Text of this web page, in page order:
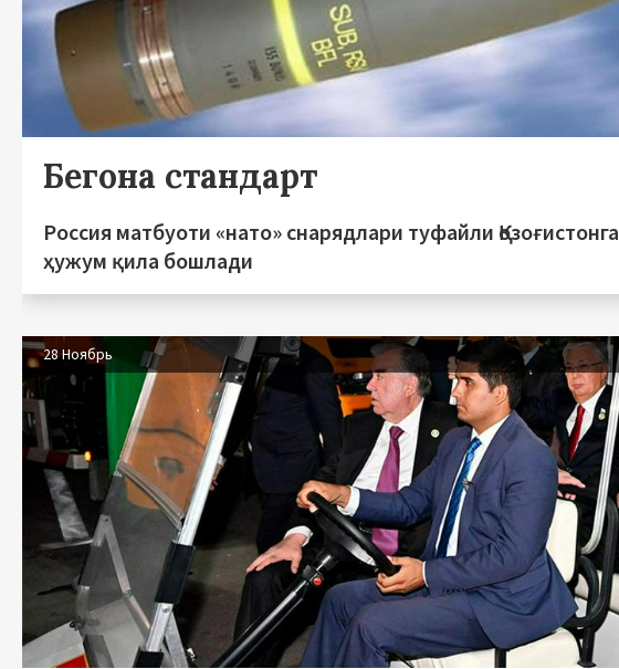
Бегона стандарт
Россия матбуоти «нато» снарядлари туфайли Қозоғистонга
ҳужум қила бошлади
28 Ноябрь